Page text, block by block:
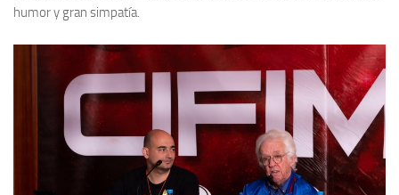
humor y gran simpatía.